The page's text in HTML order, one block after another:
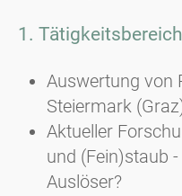
1. Tätigkeitsbereich
Auswertung von
Steiermark
Aktueller
und (Fein)staub
Auslöser?